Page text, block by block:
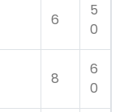
6
5
0
8
6
0